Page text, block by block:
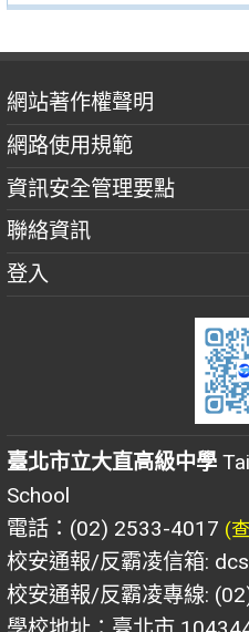
網站著作權聲明
網路使用規範
資訊安全管理要點
聯絡資訊
登入
臺北市立大直高級中學
School
電話：(02) 2533-4017 (
校安通報/反霸凌信箱:
校安通報/反霸凌專線: